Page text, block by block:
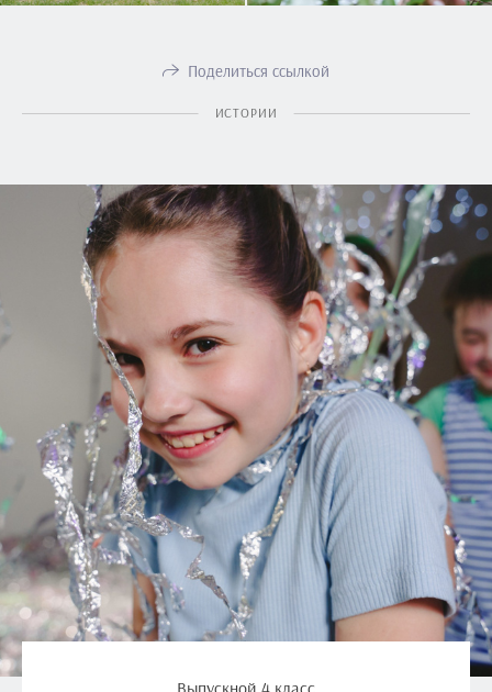
Поделиться ссылкой
ИСТОРИИ
Выпускной 4 класс